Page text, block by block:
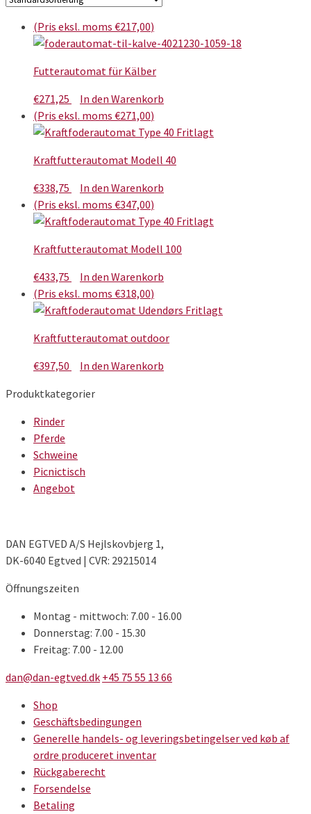
(Pris eksl. moms €217,00)
Futterautomat für Kälber
€271,25
In den Warenkorb
(Pris eksl. moms €271,00)
Kraftfutterautomat Modell 40
€338,75
In den Warenkorb
(Pris eksl. moms €347,00)
Kraftfutterautomat Modell 100
€433,75
In den Warenkorb
(Pris eksl. moms €318,00)
Kraftfutterautomat outdoor
€397,50
In den Warenkorb
Produktkategorier
Rinder
Pferde
Schweine
Picnictisch
Angebot
DAN EGTVED A/S Hejlskovbjerg 1,
DK-6040 Egtved | CVR: 29215014
Öffnungszeiten
Montag - mittwoch: 7.00 - 16.00
Donnerstag: 7.00 - 15.30
Freitag: 7.00 - 12.00
dan@dan-egtved.dk +45 75 55 13 66
Shop
Geschäftsbedingungen
Generelle handels- og leveringsbetingelser ved køb af
ordre produceret inventar
Rückgaberecht
Forsendelse
Betaling